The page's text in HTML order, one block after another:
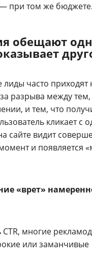
при том же бюджете.
обещают
часто приходят
разрыва между
и тем, что
кликает с
сайте видит
и появляется
«врет»
многие
или заманчивые